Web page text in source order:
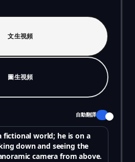
文生視頻
圖生視頻
自動翻譯